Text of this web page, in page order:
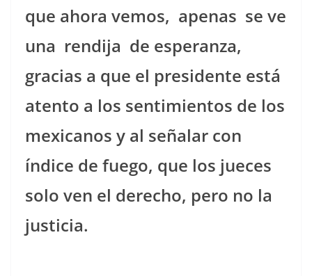
que ahora vemos, apenas se ve
una rendija de esperanza,
gracias a que el presidente está
atento a los sentimientos de los
mexicanos y al señalar con
índice de fuego, que los jueces
solo ven el derecho, pero no la
justicia.